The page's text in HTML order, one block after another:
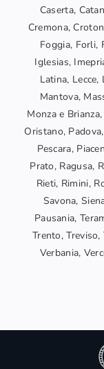
Caserta,
Cremona,
Foggia, Forli,
Iglesias,
Latina,
Mantova,
Monza e
Oristano,
Pescara,
Prato, Ragusa,
Rieti, Rimini,
Savona,
Pausania,
Trento, Treviso,
Verbania,